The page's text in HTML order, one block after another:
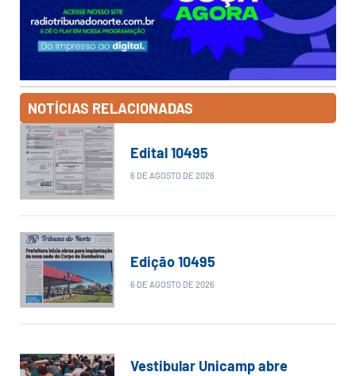
NOTÍCIAS RELACIONADAS
Edital 10495
6 DE AGOSTO DE 2026
Edição 10495
6 DE AGOSTO DE 2026
Vestibular Unicamp abre